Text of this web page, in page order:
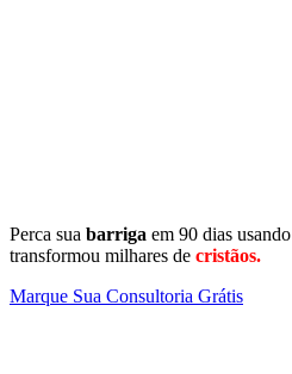
Perca sua barriga em 90 dias
transformou milhares de cristãos.
Marque Sua Consultoria Grátis